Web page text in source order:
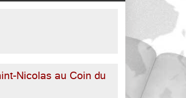
Nicolas au Coin du